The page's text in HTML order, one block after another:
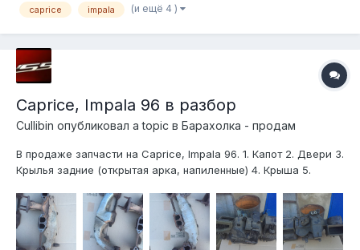
caprice impala (и ещё 4 )
Caprice, Impala 96 в разбор
Cullibin опубликовал a topic в Барахолка - продам
В продаже запчасти на Caprice, Impala 96. 1. Капот 2. Двери 3.
Крылья задние (открытая арка, напиленные) 4. Крыша 5.
Крышка багажника ( без спойлера) 8. Комплект личинок
дверных, плюс замки багажника и ба...